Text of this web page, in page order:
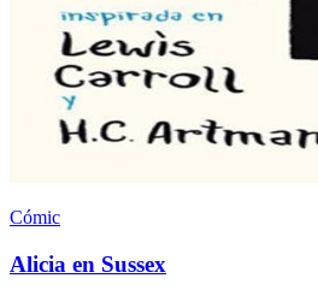
Cómic
Alicia en Sussex